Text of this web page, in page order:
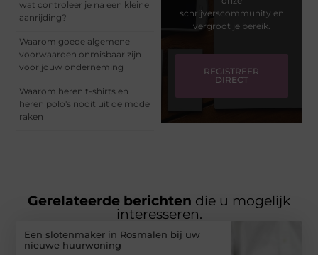
wat controleer je na een kleine
aanrijding?
Waarom goede algemene
voorwaarden onmisbaar zijn
voor jouw onderneming
Waarom heren t-shirts en
heren polo's nooit uit de mode
raken
schrijverscommunity en
vergroot je bereik.
REGISTREER
DIRECT
Gerelateerde berichten die u mogelijk
interesseren.
Een slotenmaker in Rosmalen bij uw
nieuwe huurwoning